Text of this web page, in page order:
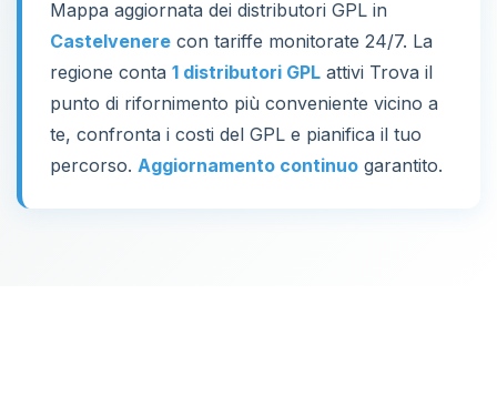
Mappa aggiornata dei distributori GPL in
Castelvenere con tariffe monitorate 24/7. La
regione conta 1 distributori GPL attivi Trova il
punto di rifornimento più conveniente vicino a
te, confronta i costi del GPL e pianifica il tuo
percorso. Aggiornamento continuo garantito.